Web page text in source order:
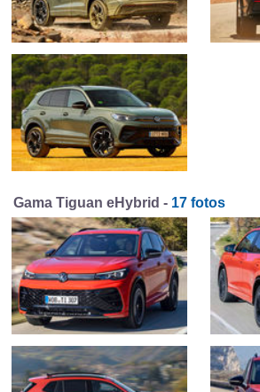
Gama Tiguan eHybrid - 17 fotos